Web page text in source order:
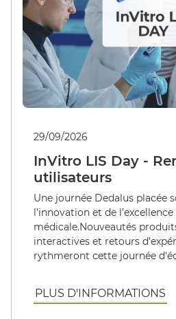
Actualités
Témoignages
Événements
Webinaires
29/09/2026
InVitro LIS Day -
utilisateurs
Une journée Dedalus placée
l’innovation et de
médicale.​ Nouveautés
interactives et retours
rythmeront cette journée
PLUS D'INFORMATIONS